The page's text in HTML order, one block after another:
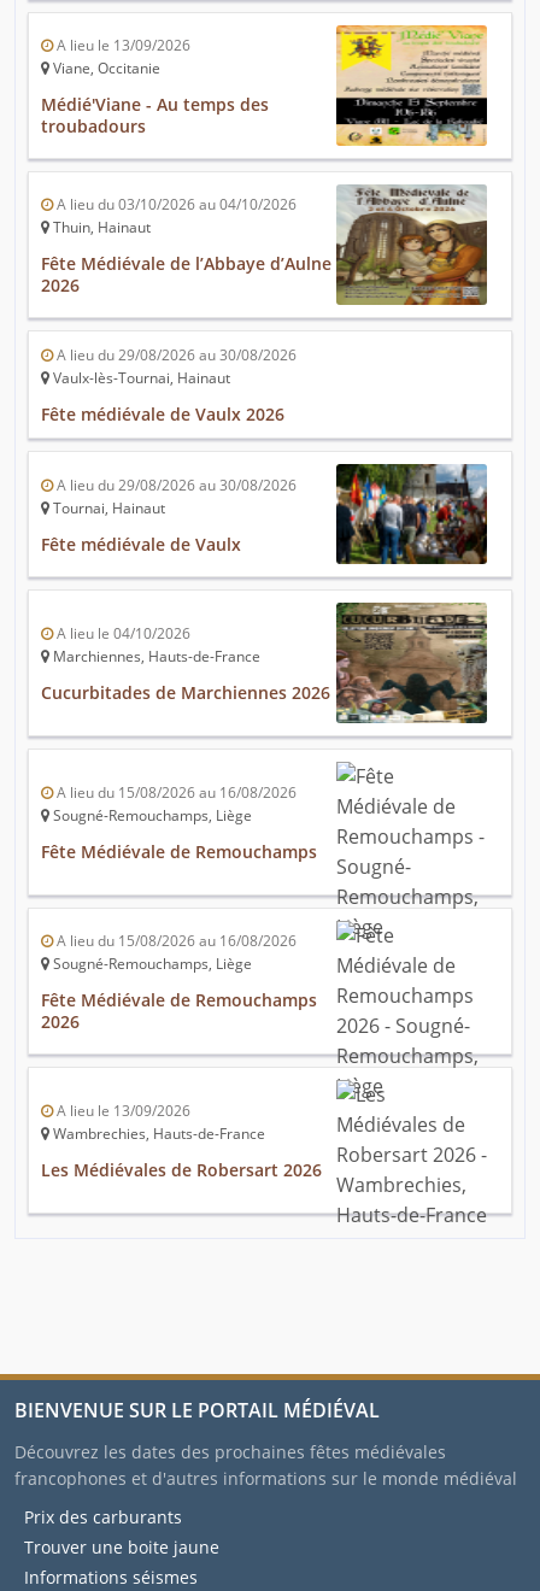
A lieu le 13/09/2026
Viane, Occitanie
Médié'Viane - Au temps des
troubadours
A lieu du 03/10/2026 au 04/10/2026
Thuin, Hainaut
Fête Médiévale de l’Abbaye d’Aulne
2026
A lieu du 29/08/2026 au 30/08/2026
Vaulx-lès-Tournai, Hainaut
Fête médiévale de Vaulx 2026
A lieu du 29/08/2026 au 30/08/2026
Tournai, Hainaut
Fête médiévale de Vaulx
A lieu le 04/10/2026
Marchiennes, Hauts-de-France
Cucurbitades de Marchiennes 2026
A lieu du 15/08/2026 au 16/08/2026
Sougné-Remouchamps, Liège
Fête Médiévale de Remouchamps
A lieu du 15/08/2026 au 16/08/2026
Sougné-Remouchamps, Liège
Fête Médiévale de Remouchamps
2026
A lieu le 13/09/2026
Wambrechies, Hauts-de-France
Les Médiévales de Robersart 2026
BIENVENUE SUR LE PORTAIL MÉDIÉVAL
Découvrez les dates des prochaines fêtes médiévales
francophones et d'autres informations sur le monde médiéval
Prix des carburants
Trouver une boite jaune
Informations séismes